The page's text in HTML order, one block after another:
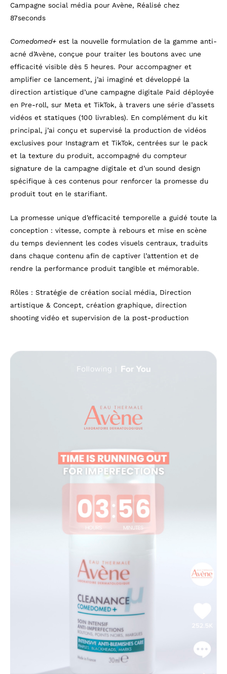
Campagne social média pour Avène, Réalisé chez
87seconds
Comedomed+ est la nouvelle formulation de la gamme anti-
acné d’Avène, conçue pour traiter les boutons avec une
efficacité visible dès 5 heures. Pour accompagner et
amplifier ce lancement, j’ai imaginé et développé la
direction artistique d’une campagne digitale Paid déployée
en Pre-roll, sur Meta et TikTok, à travers une série d’assets
vidéos et statiques (100 livrables). En complément du kit
principal, j’ai conçu et supervisé la production de vidéos
exclusives pour Instagram et TikTok, centrées sur le pack
et la texture du produit, accompagné du compteur
signature de la campagne digitale et d’un sound design
spécifique à ces contenus pour renforcer la promesse du
produit tout en le starifiant.
La promesse unique d’efficacité temporelle a guidé toute la
conception : vitesse, compte à rebours et mise en scène
du temps deviennent les codes visuels centraux, traduits
dans chaque contenu afin de captiver l’attention et de
rendre la performance produit tangible et mémorable.
Rôles : Stratégie de création social média, Direction
artistique & Concept, création graphique, direction
shooting vidéo et supervision de la post-production